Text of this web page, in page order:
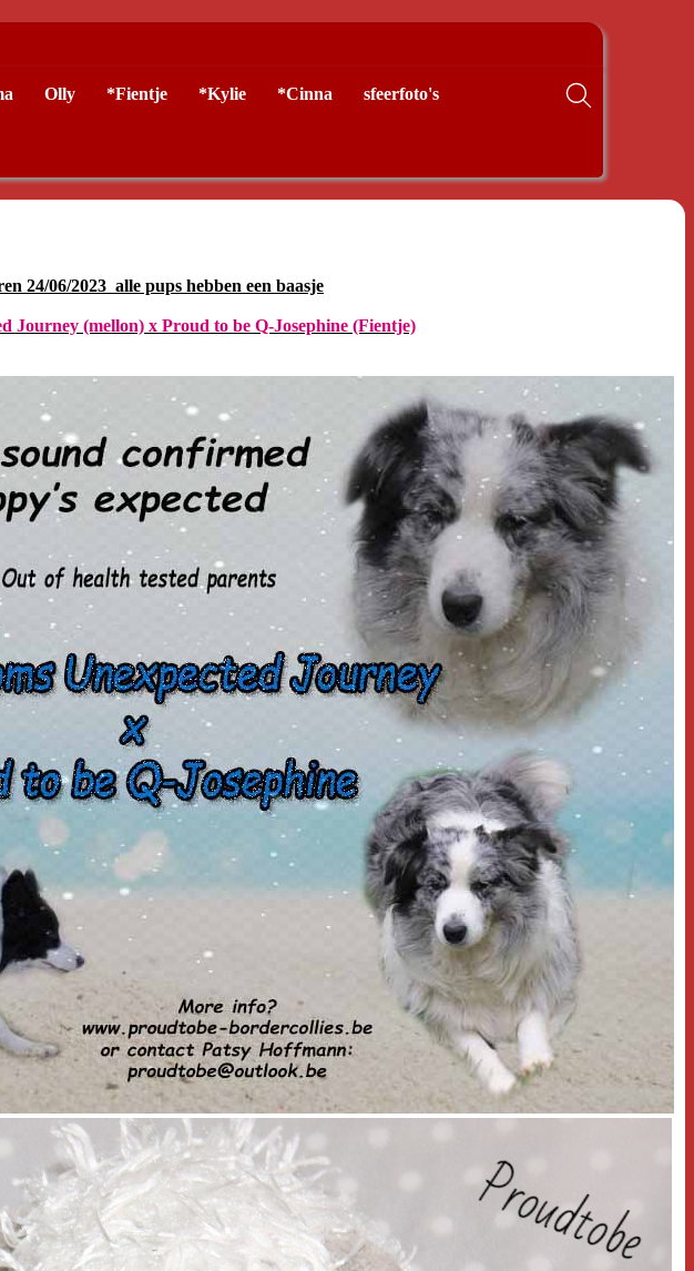
Olly *Fientje *Kylie *Cinna sfeerfoto's
24/06/2023 alle pups hebben een baasje
Journey (mellon) x Proud to be Q-Josephine (Fientje)